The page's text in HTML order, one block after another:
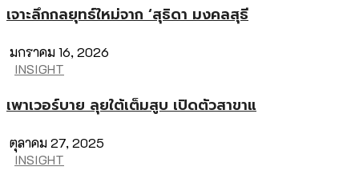
เจาะลึกกลยุทธ์ใหม่จาก ‘สุธิดา มงคลสุธี
มกราคม 16, 2026
INSIGHT
เพาเวอร์บาย ลุยใต้เต็มสูบ เปิดตัวสาขาแ
ตุลาคม 27, 2025
INSIGHT